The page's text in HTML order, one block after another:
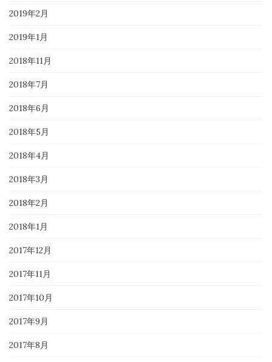
2019年2月
2019年1月
2018年11月
2018年7月
2018年6月
2018年5月
2018年4月
2018年3月
2018年2月
2018年1月
2017年12月
2017年11月
2017年10月
2017年9月
2017年8月